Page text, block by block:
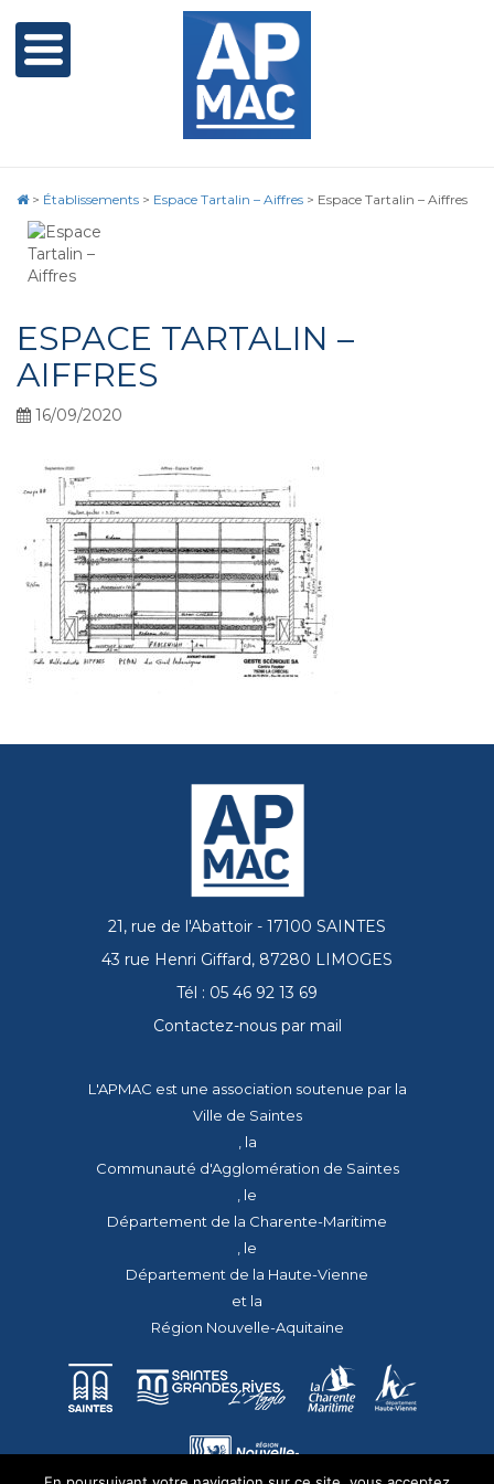
> Établissements > Espace Tartalin – Aiffres > Espace Tartalin – Aiffres
ESPACE TARTALIN –
AIFFRES
16/09/2020
21, rue de l'Abattoir - 17100 SAINTES
43 rue Henri Giffard, 87280 LIMOGES
Tél : 05 46 92 13 69
Contactez-nous par mail
L'APMAC est une association soutenue par la
Ville de Saintes
, la
Communauté d'Agglomération de Saintes
, le
Département de la Charente-Maritime
, le
Département de la Haute-Vienne
et la
Région Nouvelle-Aquitaine